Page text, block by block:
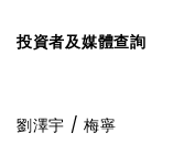
投資者及媒體查詢
劉澤宇 / 梅寧